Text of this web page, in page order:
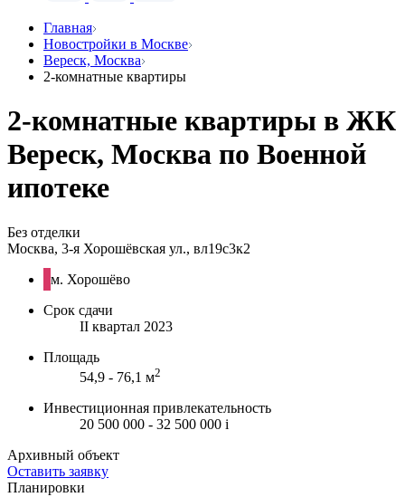
Главная
Новостройки в Москве
Вереск, Москва
2-комнатные квартиры
2-комнатные квартиры в ЖК
Вереск, Москва по Военной
ипотеке
Без отделки
Москва, 3-я Хорошёвская ул., вл19с3к2
м. Хорошёво
Срок сдачи
II квартал 2023
Площадь
54,9 - 76,1 м2
Инвестиционная привлекательность
20 500 000 - 32 500 000 i
Архивный объект
Оставить заявку
Планировки